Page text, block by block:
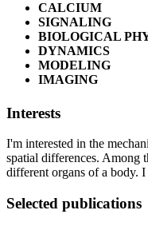
CALCIUM
SIGNALING
BIOLOGICAL
DYNAMICS
MODELING
IMAGING
Interests
I'm interested in the
spatial differences. Among
different organs of a body.
Selected publications